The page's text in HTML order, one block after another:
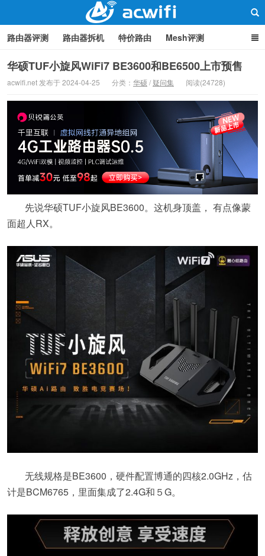
路由器评测 路由器拆机 特价路由 Mesh评测
路由器设置 软路由 路由器刷机 品牌分类 监控
中继/桥接 WIFI周边产品 光猫 疑问集 关于本站
华硕TUF小旋风WiFi7 BE3600和BE6500上市预售
acwifi.net 发布于 2024-04-25 分类： 华硕/ 疑问集 阅读(24728)
先说华硕TUF小旋风BE3600。这机身顶盖， 有点像蒙
面超人RX。
无线规格是BE3600，硬件配置博通的四核2.0GHz，估
计是BCM6765，里面集成了2.4G和５G。